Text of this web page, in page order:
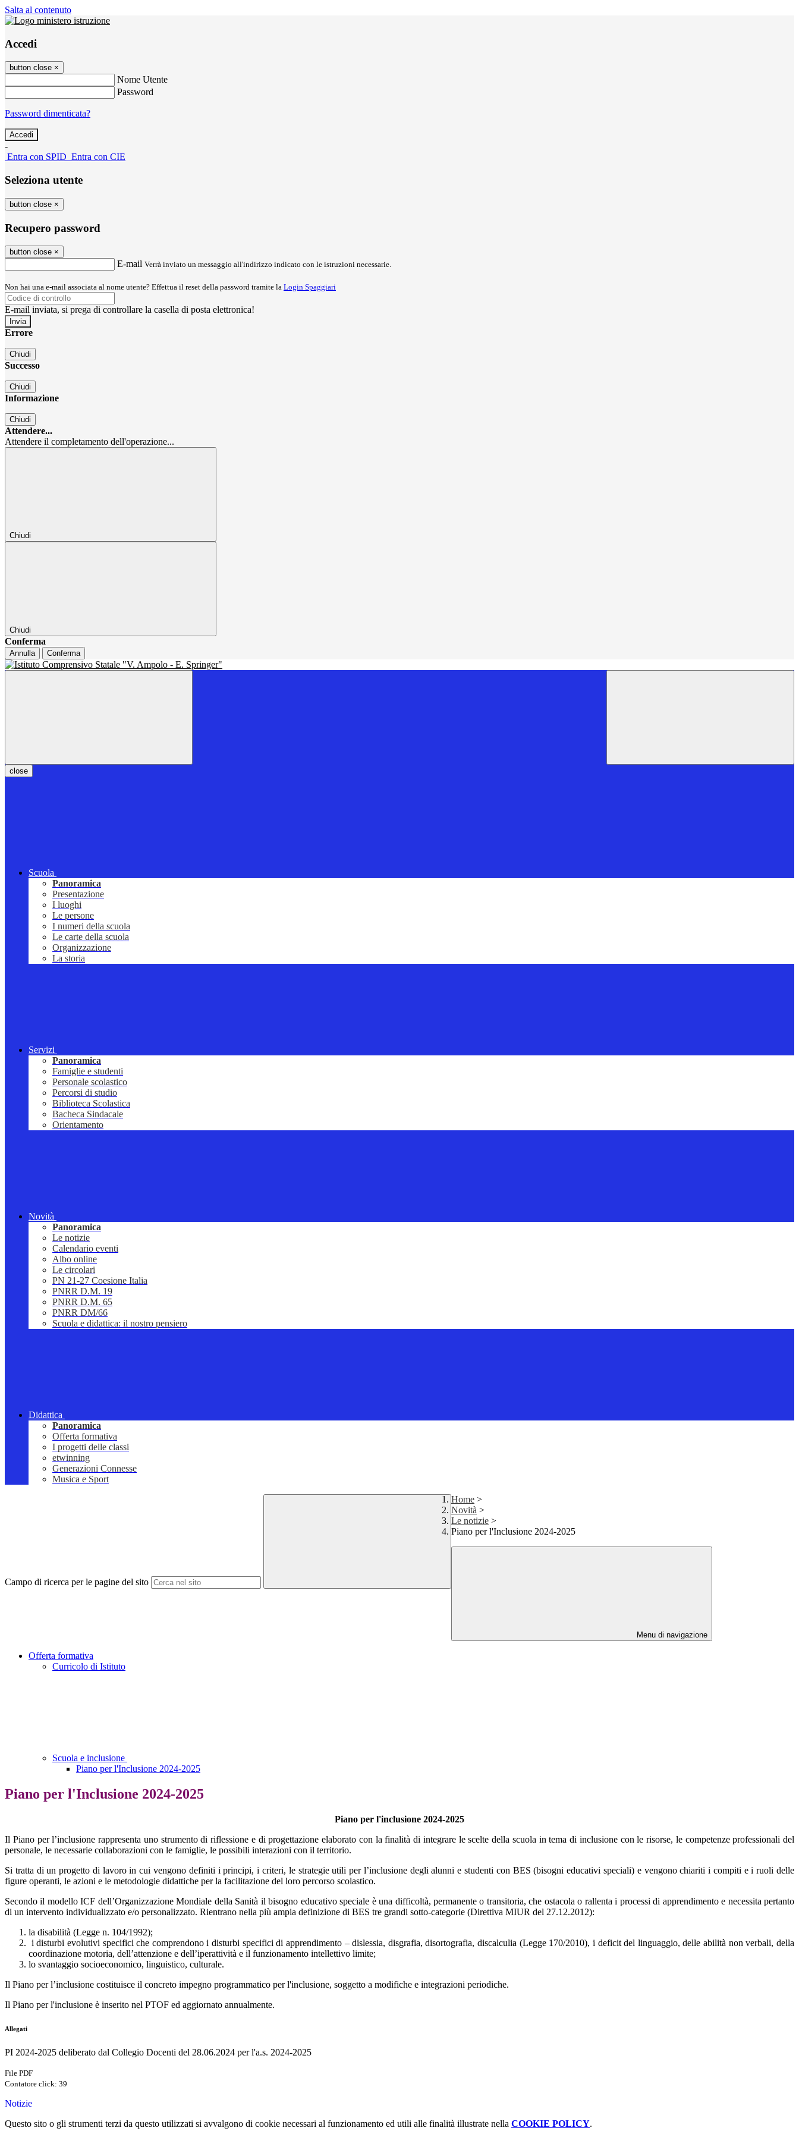
Salta al contenuto
Accedi
button close ×
Nome Utente
Password
Password dimenticata?
-
Entra con SPID Entra con CIE
Seleziona utente
button close ×
Recupero password
button close ×
E-mail Verrà inviato un messaggio all'indirizzo indicato con le istruzioni necessarie.
Non hai una e-mail associata al nome utente? Effettua il reset della password tramite la Login Spaggiari
E-mail inviata, si prega di controllare la casella di posta elettronica!
Errore
Chiudi
Successo
Chiudi
Informazione
Chiudi
Attendere...
Attendere il completamento dell'operazione...
Chiudi
Chiudi
Conferma
Annulla Conferma
close
Scuola
Panoramica
Presentazione
I luoghi
Le persone
I numeri della scuola
Le carte della scuola
Organizzazione
La storia
Servizi
Panoramica
Famiglie e studenti
Personale scolastico
Percorsi di studio
Biblioteca Scolastica
Bacheca Sindacale
Orientamento
Novità
Panoramica
Le notizie
Calendario eventi
Albo online
Le circolari
PN 21-27 Coesione Italia
PNRR D.M. 19
PNRR D.M. 65
PNRR DM/66
Scuola e didattica: il nostro pensiero
Didattica
Panoramica
Offerta formativa
I progetti delle classi
etwinning
Generazioni Connesse
Musica e Sport
Campo di ricerca per le pagine del sito
Home >
Novità >
Le notizie >
Piano per l'Inclusione 2024-2025
Menu di navigazione
Offerta formativa
Curricolo di Istituto
Scuola e inclusione
Piano per l'Inclusione 2024-2025
Piano per l'Inclusione 2024-2025
Piano per l'inclusione 2024-2025
Il Piano per l’inclusione rappresenta uno strumento di riflessione e di progettazione elaborato con la finalità di integrare le scelte della scuola in tema di inclusione con le risorse, le competenze professionali del
personale, le necessarie collaborazioni con le famiglie, le possibili interazioni con il territorio.
Si tratta di un progetto di lavoro in cui vengono definiti i principi, i criteri, le strategie utili per l’inclusione degli alunni e studenti con BES (bisogni educativi speciali) e vengono chiariti i compiti e i ruoli delle
figure operanti, le azioni e le metodologie didattiche per la facilitazione del loro percorso scolastico.
Secondo il modello ICF dell’Organizzazione Mondiale della Sanità il bisogno educativo speciale è una difficoltà, permanente o transitoria, che ostacola o rallenta i processi di apprendimento e necessita pertanto
di un intervento individualizzato e/o personalizzato. Rientrano nella più ampia definizione di BES tre grandi sotto-categorie (Direttiva MIUR del 27.12.2012):
la disabilità (Legge n. 104/1992);
i disturbi evolutivi specifici che comprendono i disturbi specifici di apprendimento – dislessia, disgrafia, disortografia, discalculia (Legge 170/2010), i deficit del linguaggio, delle abilità non verbali, della
coordinazione motoria, dell’attenzione e dell’iperattività e il funzionamento intellettivo limite;
lo svantaggio socioeconomico, linguistico, culturale.
Il Piano per l’inclusione costituisce il concreto impegno programmatico per l'inclusione, soggetto a modifiche e integrazioni periodiche.
Il Piano per l'inclusione è inserito nel PTOF ed aggiornato annualmente.
Allegati
PI 2024-2025 deliberato dal Collegio Docenti del 28.06.2024 per l'a.s. 2024-2025
File PDF
Contatore click: 39
Notizie
Questo sito o gli strumenti terzi da questo utilizzati si avvalgono di cookie necessari al funzionamento ed utili alle finalità illustrate nella COOKIE POLICY.